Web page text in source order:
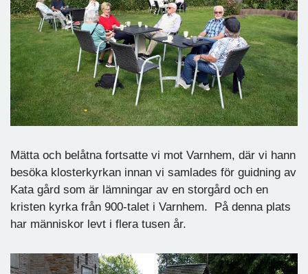
Mätta och belåtna fortsatte vi mot Varnhem, där vi hann
besöka klosterkyrkan innan vi samlades för guidning av
Kata gård som är lämningar av en storgård och en
kristen kyrka från 900-talet i Varnhem. På denna plats
har människor levt i flera tusen år.